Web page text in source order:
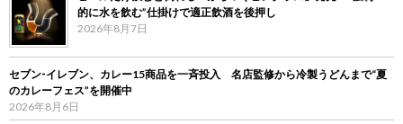
的に水を飲む”仕掛けで適正飲酒を後押し
2026年8月7日
セブン‐イレブン、カレー15商品を一斉投入 名店監修から冷製うどんまで“夏
のカレーフェス”を開催中
2026年8月6日